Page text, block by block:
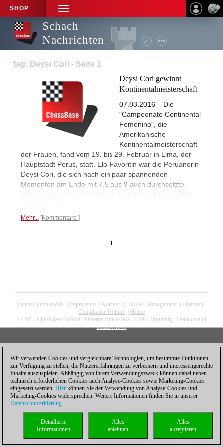
SHOP
TOGGLE
NAVIGATION
Schach
Nachrichten
tag: Deysi Cori - Seite 1
Deysi Cori gewinnt
Kontinentalmeisterschaft
07.03.2016 – Die
"Campeonato Continental
Femenino", die
Amerikanische
Kontinentalmeisterschaft
der Frauen, fand vom 19. bis 29. Februar in Lima, der
Hauptstadt Perus, statt. Elo-Favoritin war die Peruanerin
Deysi Cori, die sich nach ein paar spannenden
Momenten am Ende mit 7,5 aus 9 auch durchsetzte.
Mehr... Kommentare
1
Datenschutzhinweis Impressum| Kontakt| Cookies Management| Lizenzen
Compliance Hotline
Home
© 2017 ChessBase GmbH | Osterbekstraße 90a | 22083 Hamburg | Deutschland
coldest news
Wir verwenden Cookies und vergleichbare Technologien, um bestimmte Funktionen
zur Verfügung zu stellen, die Nutzererfahrungen zu verbessern und interessengerechte
Inhalte auszuspielen. Abhängig von ihrem Verwendungszweck können dabei neben
technisch erforderlichen Cookies auch Analyse-Cookies sowie Marketing-Cookies
eingesetzt werden. Hier können Sie der Verwendung von Analyse-Cookies und
Marketing-Cookies widersprechen. Weitere Informationen finden Sie in unserer
Datenschutzerklärung.
Alles
akzeptieren
Alles
ablehnen
Detaillierte
Informationen